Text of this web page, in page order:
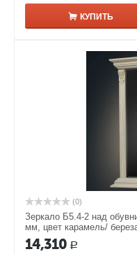
КУПИТЬ
(0)
Зеркало Б5.4-2 над
мм, цвет карамель/
14,310 Р